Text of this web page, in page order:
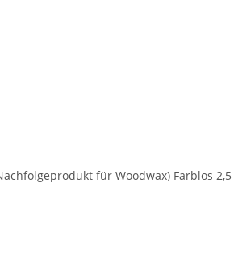
für Woodwax) Farblos 2,5